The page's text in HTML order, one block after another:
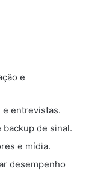
e
e entrevistas.
de sinal.
e mídia.
desempenho